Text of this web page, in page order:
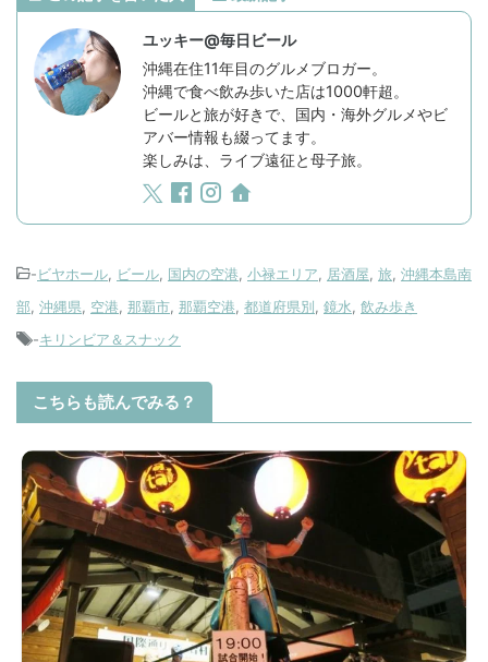
ユッキー@毎日ビール
沖縄在住11年目のグルメブロガー。
沖縄で食べ飲み歩いた店は1000軒超。
ビールと旅が好きで、国内・海外グルメやビ
アバー情報も綴ってます。
楽しみは、ライブ遠征と母子旅。
-ビヤホール, ビール, 国内の空港, 小禄エリア, 居酒屋, 旅, 沖縄本島南
部, 沖縄県, 空港, 那覇市, 那覇空港, 都道府県別, 鏡水, 飲み歩き
-キリンビア＆スナック
こちらも読んでみる？